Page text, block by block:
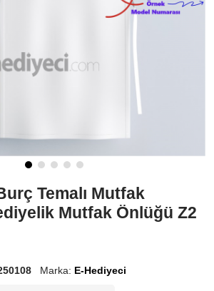
Temalı Mutfak
Mutfak Önlüğü Z2
Marka: E-Hediyeci